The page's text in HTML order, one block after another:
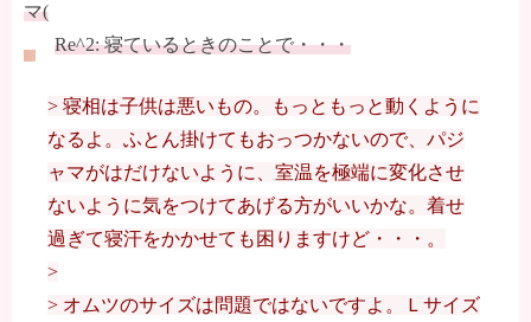
マ(
Re^2: 寝ているときのことで・・・
> 寝相は子供は悪いもの。もっともっと動くように
なるよ。ふとん掛けてもおっつかないので、パジ
ャマがはだけないように、室温を極端に変化させ
ないように気をつけてあげる方がいいかな。着せ
過ぎて寝汗をかかせても困りますけど・・・。
>
> オムツのサイズは問題ではないですよ。Ｌサイズ